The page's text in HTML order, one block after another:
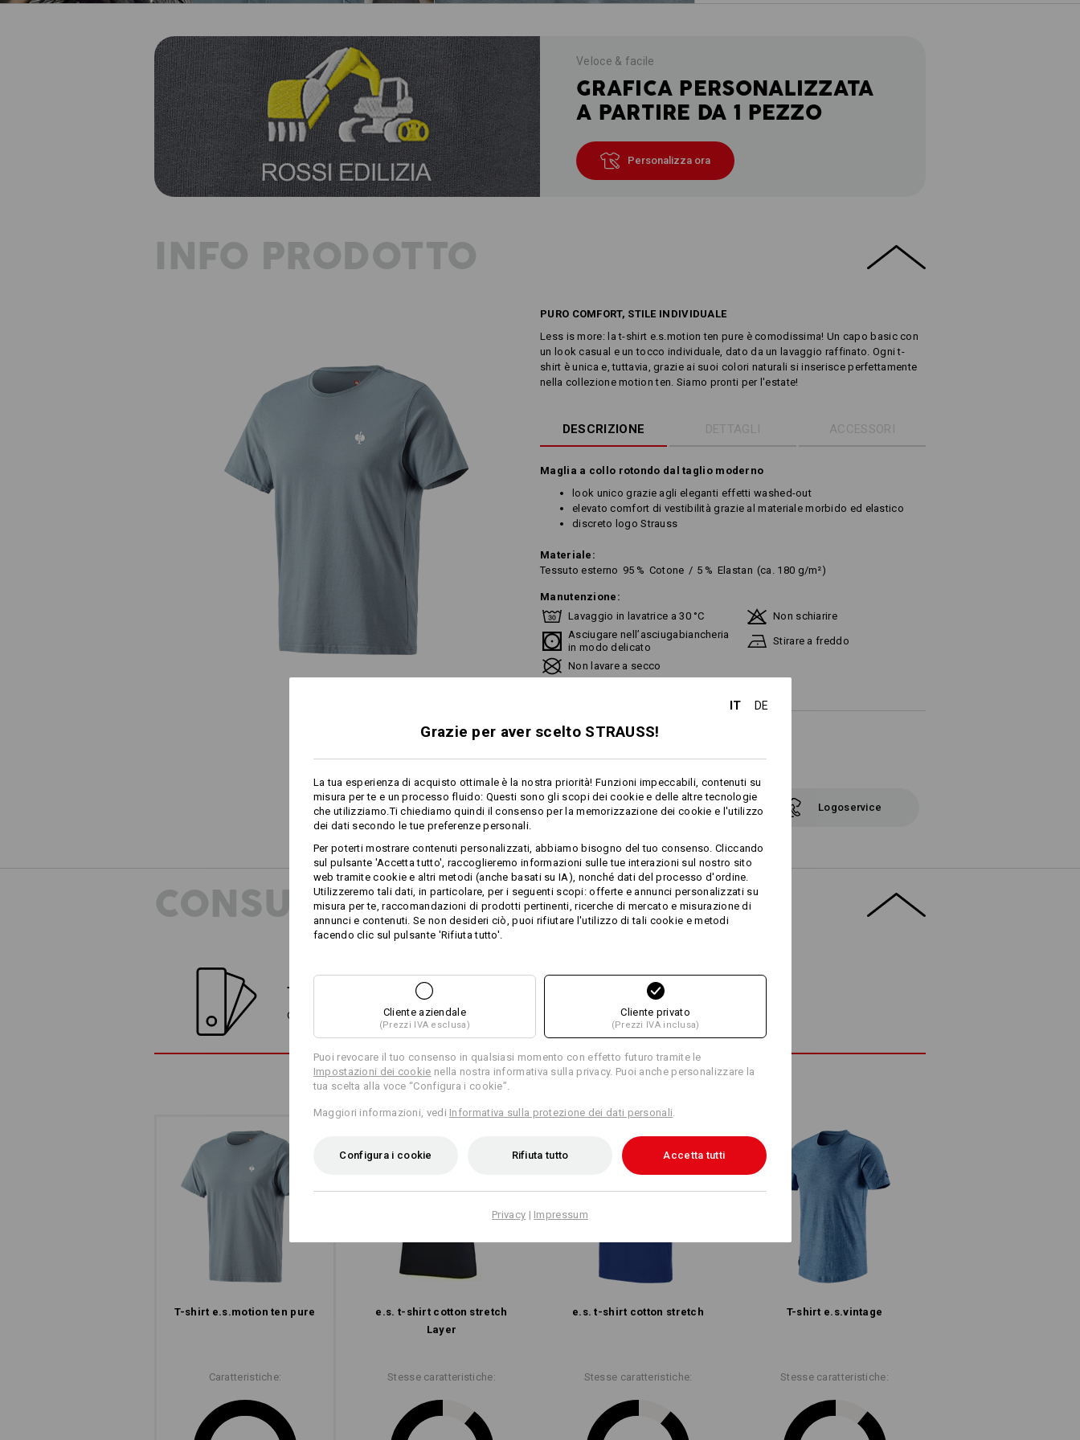
Veloce & facile
GRAFICA PERSONALIZZATA
A PARTIRE DA 1 PEZZO
Personalizza ora
INFO PRODOTTO
PURO COMFORT, STILE INDIVIDUALE
Less is more: la t-shirt e.s.motion ten pure è comodissima! Un capo basic con
un look casual e un tocco individuale, dato da un lavaggio raffinato. Ogni t-
shirt è unica e, tuttavia, grazie ai suoi colori naturali si inserisce perfettamente
nella collezione motion ten. Siamo pronti per l'estate!
DESCRIZIONE DETTAGLI ACCESSORI
Maglia a collo rotondo dal taglio moderno
look unico grazie agli eleganti effetti washed-out
elevato comfort di vestibilità grazie al materiale morbido ed elastico
discreto logo Strauss
Materiale:
Tessuto esterno 95 % Cotone / 5 % Elastan (ca. 180 g/m²)
Manutenzione:
Lavaggio in lavatrice a 30 °C
Non schiarire
Asciugare nell’asciugabiancheria
in modo delicato
Stirare a freddo
Non lavare a secco
Progetta tu Logoservice
CONSULENZA PER L'ACQUISTO
TROVA ALTERNATIVE
Confronta l'articolo attuale con le migliori alternative
T-shirt e.s.​motion ten pure
Caratteristiche:
e.s. t-shirt cotton stretch
Layer
e.s. t-shirt cotton stretch T-shirt e.s.​vintage
Stesse caratteristiche: Stesse caratteristiche: Stesse caratteristiche:
IT DE
Grazie per aver scelto STRAUSS!
La tua esperienza di acquisto ottimale è la nostra priorità! Funzioni impeccabili, contenuti su
misura per te e un processo fluido: Questi sono gli scopi dei cookie e delle altre tecnologie
che utilizziamo.Ti chiediamo quindi il consenso per la memorizzazione dei cookie e l'utilizzo
dei dati secondo le tue preferenze personali.
Per poterti mostrare contenuti personalizzati, abbiamo bisogno del tuo consenso. Cliccando
sul pulsante 'Accetta tutto', raccoglieremo informazioni sulle tue interazioni sul nostro sito
web tramite cookie e altri metodi (anche basati su IA), nonché dati del processo d'ordine.
Utilizzeremo tali dati, in particolare, per i seguenti scopi: offerte e annunci personalizzati su
misura per te, raccomandazioni di prodotti pertinenti, ricerche di mercato e misurazione di
annunci e contenuti. Se non desideri ciò, puoi rifiutare l'utilizzo di tali cookie e metodi
facendo clic sul pulsante 'Rifiuta tutto'.
Cliente aziendale
(Prezzi IVA esclusa)
Cliente privato
(Prezzi IVA inclusa)
Puoi revocare il tuo consenso in qualsiasi momento con effetto futuro tramite le
Impostazioni dei cookie nella nostra informativa sulla privacy. Puoi anche personalizzare la
tua scelta alla voce “Configura i cookie”.
Maggiori informazioni, vedi Informativa sulla protezione dei dati personali.
Configura i cookie Rifiuta tutto Accetta tutti
Privacy | Impressum